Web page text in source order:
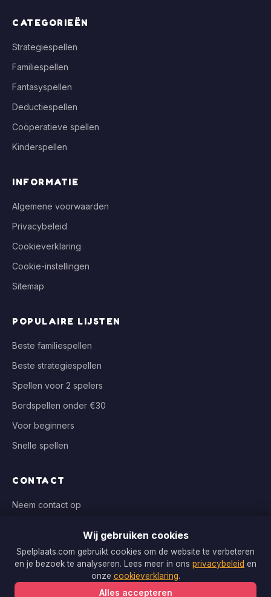
CATEGORIEËN
Strategiespellen
Familiespellen
Fantasyspellen
Deductiespellen
Coöperatieve spellen
Kinderspellen
INFORMATIE
Algemene voorwaarden
Privacybeleid
Cookieverklaring
Cookie-instellingen
Sitemap
POPULAIRE LIJSTEN
Beste familiespellen
Beste strategiespellen
Spellen voor 2 spelers
Bordspellen onder €30
Voor beginners
Snelle spellen
CONTACT
Neem contact op
WIJ VERGELIJKEN BIJ
Bol.com, Spellenrijk, Boardgameshop.nl
Wij gebruiken cookies
Spelplaats.com gebruikt cookies om de website te verbeteren
en je bezoek te analyseren. Lees meer in ons privacybeleid en
onze cookieverklaring.
Alles accepteren